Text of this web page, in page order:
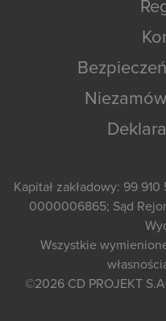
Kapitał zakładowy: 99 910
0000006865; Sąd
Wszystkie
©2026 CD PROJEKT